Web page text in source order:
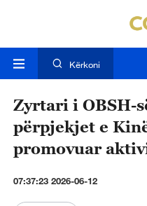
Kërkoni
Zyrtari i OBSH-
përpjekjet e
promovuar
07:37:23 2026-06-12